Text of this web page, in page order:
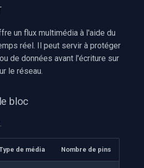
un flux multimédia à l'aide du
réel. Il peut servir à protéger
de données avant l'écriture sur
le réseau.
bloc
de média Nombre de pins